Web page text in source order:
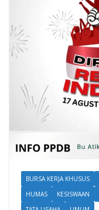
BURSA KERJA KHUSUS
HUMAS
KESISWAAN